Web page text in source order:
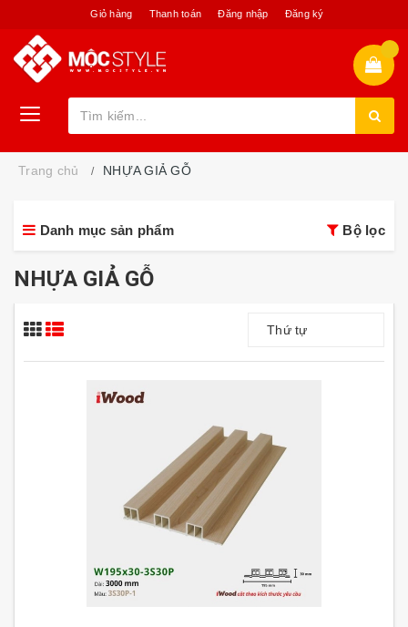
Giỏ hàng Thanh toán Đăng nhập Đăng ký
Trang chủ NHỰA GIẢ GỖ
Danh mục sản phẩm Bộ lọc
NHỰA GIẢ GỖ
Thứ tự